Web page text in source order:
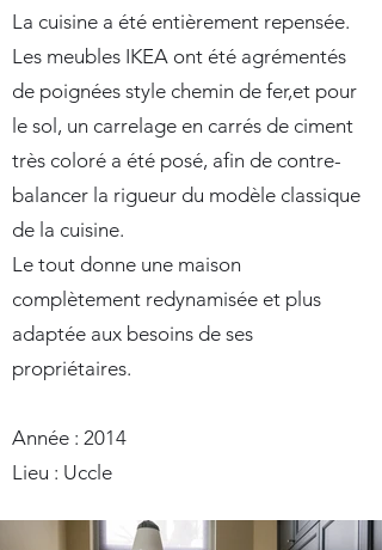
La cuisine a été entièrement repensée.
Les meubles IKEA ont été agrémentés
de poignées style chemin de fer,et pour
le sol, un carrelage en carrés de ciment
très coloré a été posé, afin de contre-
balancer la rigueur du modèle classique
de la cuisine.
Le tout donne une maison
complètement redynamisée et plus
adaptée aux besoins de ses
propriétaires.
Année : 2014
Lieu : Uccle